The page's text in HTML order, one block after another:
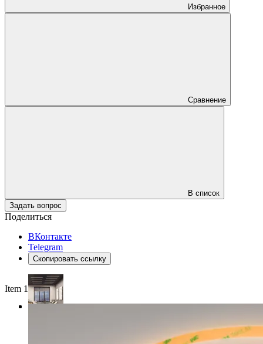
Избранное
Сравнение
В список
Задать вопрос
Поделиться
ВКонтакте
Telegram
Скопировать ссылку
Item 1 of 4